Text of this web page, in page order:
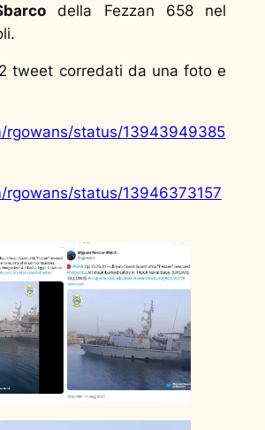
della Fezzan 658 nel
tweet corredati da una foto e
rgowans/status/13943949385
rgowans/status/13946373157